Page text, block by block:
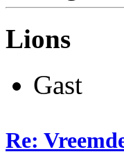
Lions
Gast
Re: